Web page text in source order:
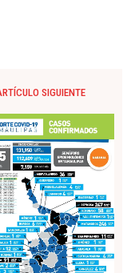
SIGUIENTE